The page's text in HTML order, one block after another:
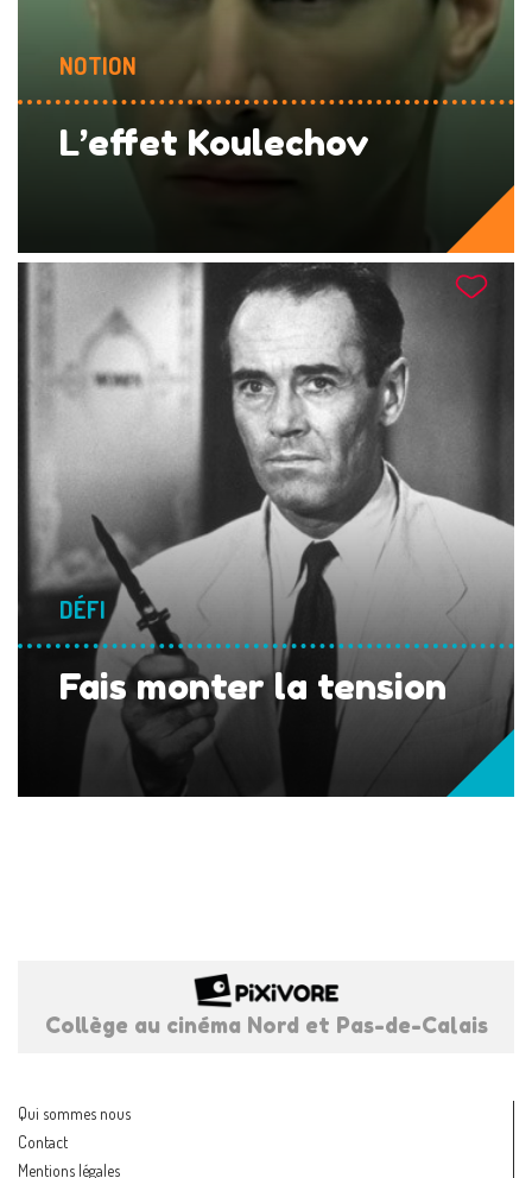
NOTION
L’effet Koulechov
DÉFI
Fais monter la tension
Collège au cinéma Nord et Pas-de-Calais
Qui sommes nous
Contact
Mentions légales